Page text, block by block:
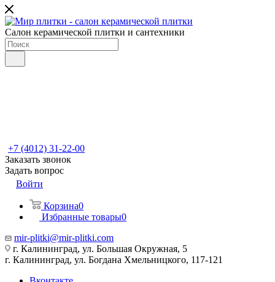
Салон керамической плитки и сантехники
+7 (4012) 31-22-00
Заказать звонок
Задать вопрос
Войти
Корзина0
Избранные товары0
mir-plitki@mir-plitki.com
г. Калининград, ул. Большая Окружная, 5
г. Калининград, ул. Богдана Хмельницкого, 117-121